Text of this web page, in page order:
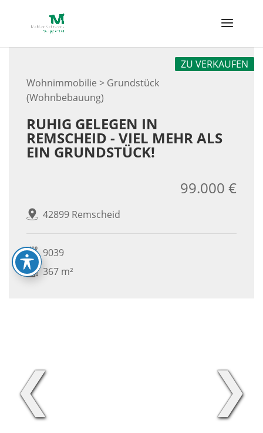
content
Wohnimmobilie > Grundstück
(Wohnbebauung)
ZU VERKAUFEN
RUHIG GELEGEN IN
REMSCHEID - VIEL MEHR ALS
EIN GRUNDSTÜCK!
42899 Remscheid
99.000 €
9039
367 m²
❮ ❯